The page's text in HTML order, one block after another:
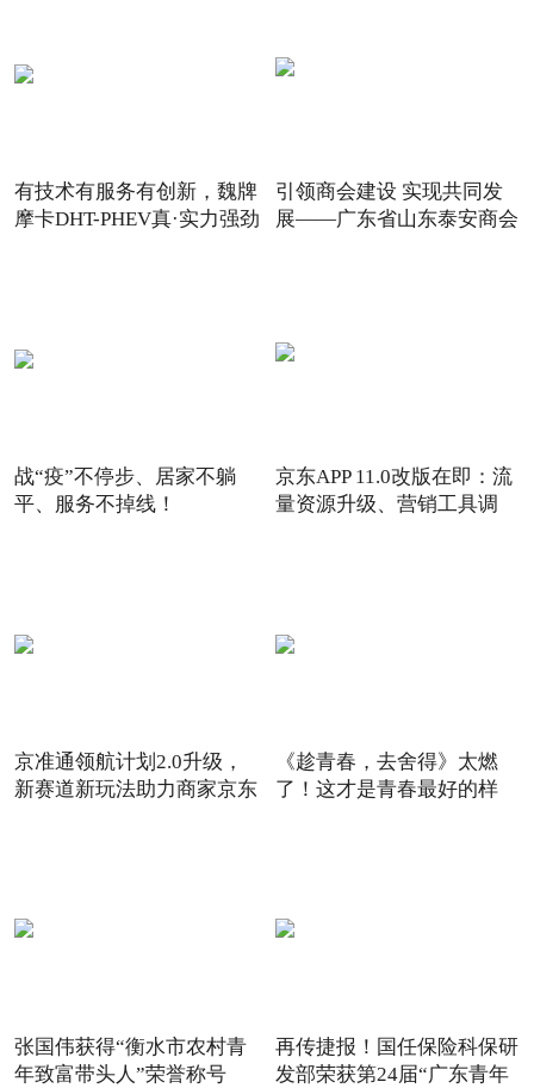
有技术有服务有创新，魏牌
摩卡DHT-PHEV真·实力强劲
引领商会建设 实现共同发
展——广东省山东泰安商会
战“疫”不停步、居家不躺
平、服务不掉线！
京东APP 11.0改版在即：流
量资源升级、营销工具调
京准通领航计划2.0升级，
新赛道新玩法助力商家京东
《趁青春，去舍得》太燃
了！这才是青春最好的样
张国伟获得“衡水市农村青
年致富带头人”荣誉称号
再传捷报！国任保险科保研
发部荣获第24届“广东青年